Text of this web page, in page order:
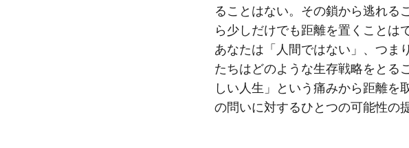
ることはない。その鎖から逃れる
ら少しだけでも距離を置くことは
あなたは「人間ではない」、つま
たちはどのような生存戦略をとる
しい人生」という痛みから距離を
の問いに対するひとつの可能性の